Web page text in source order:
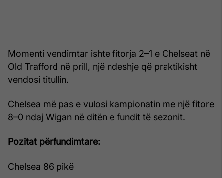
Momenti vendimtar ishte fitorja 2–1 e Chelseat në
Old Trafford në prill, një ndeshje që praktikisht
vendosi titullin.
Chelsea më pas e vulosi kampionatin me një fitore
8–0 ndaj Wigan në ditën e fundit të sezonit.
Pozitat përfundimtare:
Chelsea 86 pikë